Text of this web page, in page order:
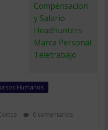
Compensacion
y Salario
Headhunters
Marca Personal
Teletrabajo
Humanos
0 comentarios